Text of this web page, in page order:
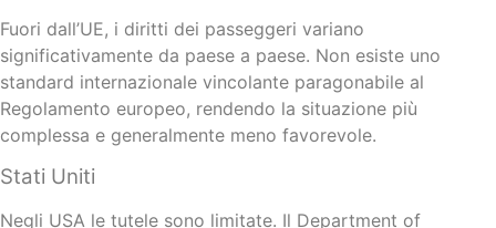
Fuori dall’UE, i diritti dei passeggeri variano
significativamente da paese a paese. Non esiste uno
standard internazionale vincolante paragonabile al
Regolamento europeo, rendendo la situazione più
complessa e generalmente meno favorevole.
Stati Uniti
Negli USA le tutele sono limitate. Il Department of